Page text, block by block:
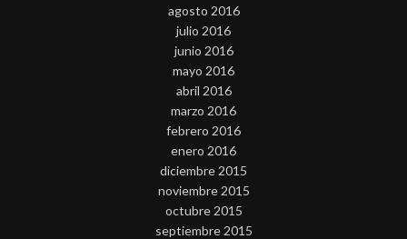
agosto 2016
julio 2016
junio 2016
mayo 2016
abril 2016
marzo 2016
febrero 2016
enero 2016
diciembre 2015
noviembre 2015
octubre 2015
septiembre 2015